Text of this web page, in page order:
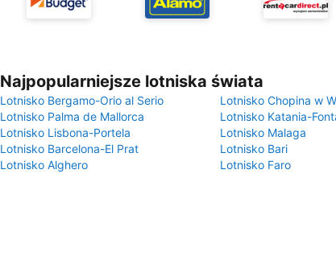
Najpopularniejsze lotniska świata
Lotnisko Bergamo-Orio al Serio
Lotnisko Chopina w
Lotnisko Palma de Mallorca
Lotnisko Katania-
Lotnisko Lisbona-Portela
Lotnisko Malaga
Lotnisko Barcelona-El Prat
Lotnisko Bari
Lotnisko Alghero
Lotnisko Faro